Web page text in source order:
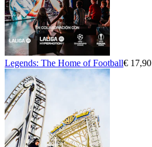
Legends: The Home of Football€ 17,90